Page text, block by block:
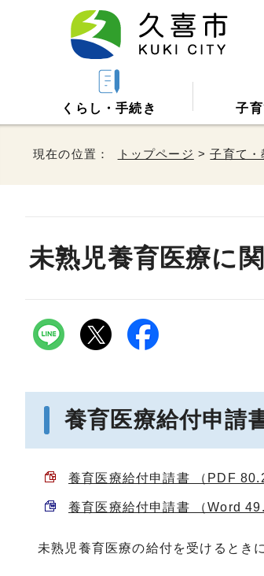
くらし・手続き 子
現在の位置： トップページ >子育て・
未熟児養育医療に
養育医療給付申請
養育医療給付申請書 （PDF
養育医療給付申請書 （Word
未熟児養育医療の給付を受けるとき